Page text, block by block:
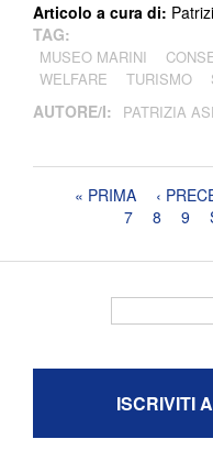
Articolo a cura di:
TAG:
MUSEO MARINI
WELFARE
TURISMO
AUTORE/I: PATRIZIA
Pagine« PRIMA ‹
7
8 9
ISCRIVITI